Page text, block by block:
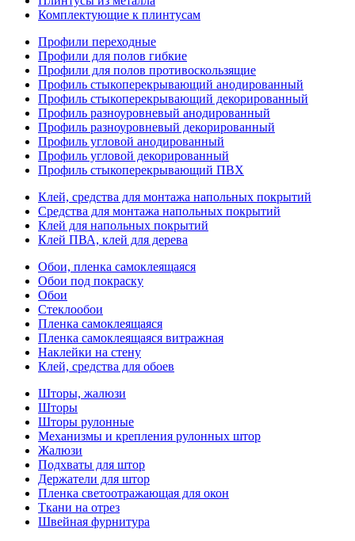
Комплектующие к плинтусам
Профили переходные
Профили для полов гибкие
Профили для полов противоскользящие
Профиль стыкоперекрывающий анодированный
Профиль стыкоперекрывающий декорированный
Профиль разноуровневый анодированный
Профиль разноуровневый декорированный
Профиль угловой анодированный
Профиль угловой декорированный
Профиль стыкоперекрывающий ПВХ
Клей, средства для монтажа напольных покрытий
Средства для монтажа напольных покрытий
Клей для напольных покрытий
Клей ПВА, клей для дерева
Обои, пленка самоклеящаяся
Обои под покраску
Обои
Стеклообои
Пленка самоклеящаяся
Пленка самоклеящаяся витражная
Наклейки на стену
Клей, средства для обоев
Шторы, жалюзи
Шторы
Шторы рулонные
Механизмы и крепления рулонных штор
Жалюзи
Подхваты для штор
Держатели для штор
Пленка светоотражающая для окон
Ткани на отрез
Швейная фурнитура